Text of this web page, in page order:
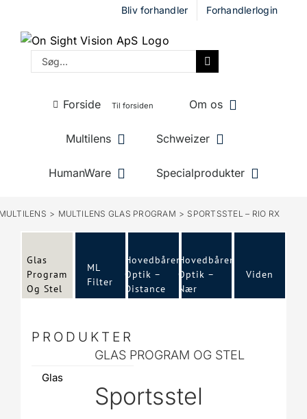
content
Bliv forhandler Forhandlerlogin
Søg
efter:
Forside
Til forsiden Om os
Multilens Schweizer
HumanWare Specialprodukter
MULTILENS GLAS PROGRAM SPORTSSTEL – RIO RX
Glas
Program
Og Stel
ML
Filter
Hovedbåren
Optik –
Distance
Hovedbåren
Optik –
Nær
Viden
PRODUKTER
Glas
GLAS PROGRAM OG STEL
Sportsstel